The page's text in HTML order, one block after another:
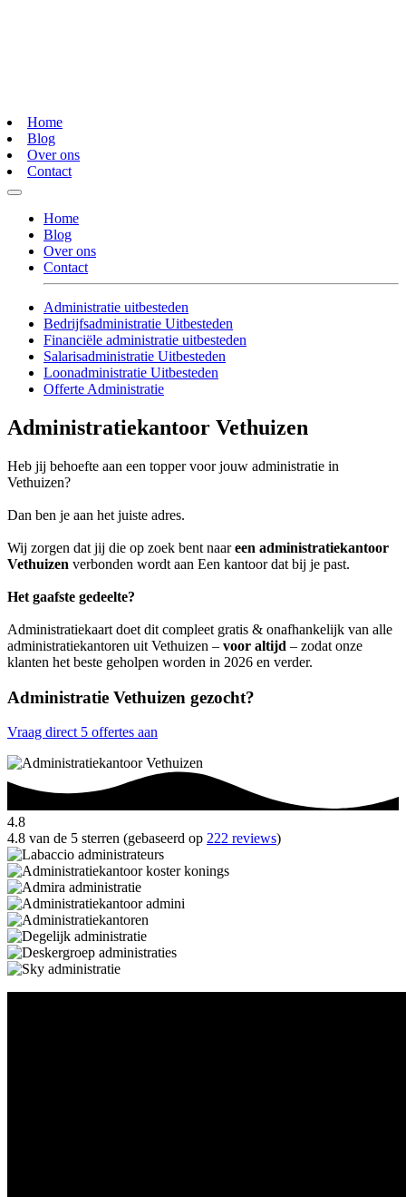
Home
Blog
Over ons
Contact
Home
Blog
Over ons
Contact
Administratie uitbesteden
Bedrijfsadministratie Uitbesteden
Financiële administratie uitbesteden
Salarisadministratie Uitbesteden
Loonadministratie Uitbesteden
Offerte Administratie
Administratiekantoor Vethuizen
Heb jij behoefte aan een topper voor jouw administratie in
Vethuizen?
Dan ben je aan het juiste adres.
Wij zorgen dat jij die op zoek bent naareen administratiekantoor
Vethuizen verbonden wordt aan Een kantoor dat bij je past.
Het gaafste gedeelte?
Administratiekaart doet dit compleet gratis & onafhankelijk van alle
administratiekantoren uit Vethuizen – voor altijd – zodat onze
klanten het beste geholpen worden in 2026 en verder.
Administratie Vethuizen gezocht?
Vraag direct 5 offertes aan
4.8
4.8 van de 5 sterren (gebaseerd op 222 reviews)